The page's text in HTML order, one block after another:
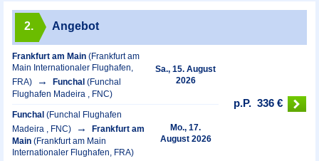
2. Angebot
Frankfurt am Main (Frankfurt am
Main Internationaler Flughafen,
FRA)
Funchal (Funchal
Flughafen Madeira , FNC)
Sa., 15. August
2026
Funchal (Funchal Flughafen
Madeira , FNC)
Frankfurt am
Main (Frankfurt am Main
Internationaler Flughafen, FRA)
Mo., 17.
August 2026
p.P. 336 €